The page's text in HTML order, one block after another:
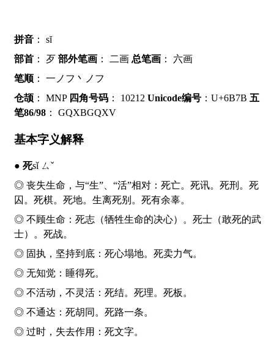
拼音 ： sĭ
部首 ： 歹 部外笔画 ： 二画 总笔画 ： 六画
笔顺 ： 一ノフ丶ノフ
仓颉 ： MNP 四角号码 ： 10212 Unicode编号 ：U+6B7B 五
笔86/98 ： GQXBGQXV
基本字义解释
死sǐ ㄙˇ
◎ 丧失生命，与“生”、“活”相对： 死亡。 死讯。 死刑。 死
囚。 死棋。 死地。生离死别。 死有余辜。
◎ 不顾生命： 死志（牺牲生命的决心）。 死士（敢死的武
士）。 死战。
◎ 固执，坚持到底： 死心塌地。 死卖力气。
◎ 无知觉：睡得死。
◎ 不活动，不灵活： 死结。 死理。 死板。
◎ 不通达： 死胡同。 死路一条。
◎ 过时，失去作用： 死文字。